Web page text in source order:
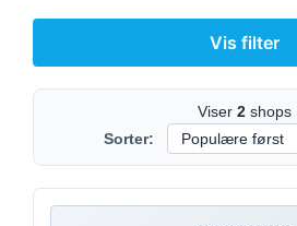
Vis filter
Viser 2 shops
Sorter: